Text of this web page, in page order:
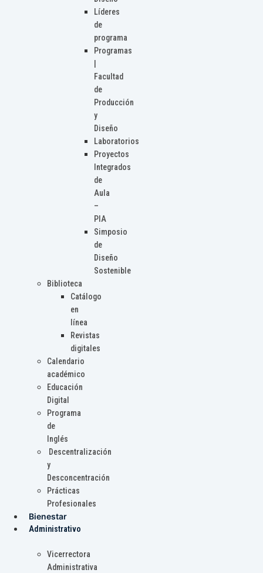
Líderes
de
programa
Programas
Facultad
de
Producción
y
Diseño
Laboratorios
Proyectos
Integrados
de
Aula
–
PIA
Simposio
de
Diseño
Sostenible
Biblioteca
Catálogo
en
línea
Revistas
digitales
Calendario
académico
Educación
Digital
Programa
de
Inglés
Descentralización
y
Desconcentración
Prácticas
Profesionales
Bienestar
Administrativo
Vicerrectora
Administrativa